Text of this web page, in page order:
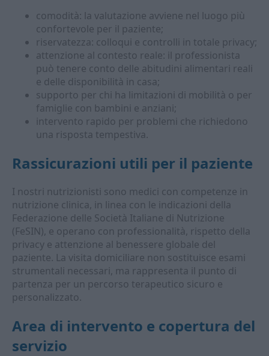
comodità: la valutazione avviene nel luogo più
confortevole per il paziente;
riservatezza: colloqui e controlli in totale privacy;
attenzione al contesto reale: il professionista
può tenere conto delle abitudini alimentari reali
e delle disponibilità in casa;
supporto per chi ha limitazioni di mobilità o per
famiglie con bambini e anziani;
intervento rapido per problemi che richiedono
una risposta tempestiva.
Rassicurazioni utili per il paziente
I nostri nutrizionisti sono medici con competenze in
nutrizione clinica, in linea con le indicazioni della
Federazione delle Società Italiane di Nutrizione
(FeSIN), e operano con professionalità, rispetto della
privacy e attenzione al benessere globale del
paziente. La visita domiciliare non sostituisce esami
strumentali necessari, ma rappresenta il punto di
partenza per un percorso terapeutico sicuro e
personalizzato.
Area di intervento e copertura del
servizio